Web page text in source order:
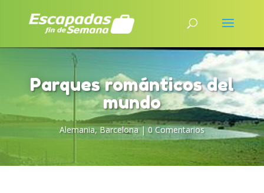
Parques románticos del
mundo
Alemania,Barcelona|0 Comentarios